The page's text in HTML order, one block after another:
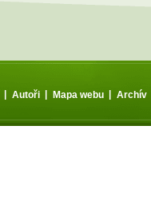
| Autoři | Mapa webu | Archív